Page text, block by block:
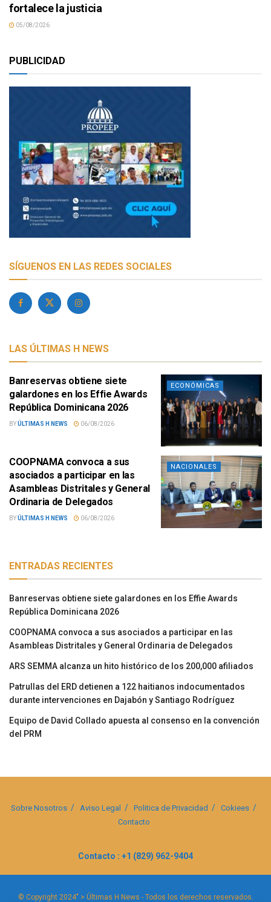
fortalece la justicia
05/08/2026
PUBLICIDAD
SÍGUENOS EN LAS REDES SOCIALES
LAS ÚLTIMAS H NEWS
ECONÓMICAS
Banreservas obtiene siete
galardones en los Effie Awards
República Dominicana 2026
BYÚLTIMAS H NEWS 06/08/2026
NACIONALES
COOPNAMA convoca a sus
asociados a participar en las
Asambleas Distritales y General
Ordinaria de Delegados
BYÚLTIMAS H NEWS 06/08/2026
ENTRADAS RECIENTES
Banreservas obtiene siete galardones en los Effie Awards
República Dominicana 2026
COOPNAMA convoca a sus asociados a participar en las
Asambleas Distritales y General Ordinaria de Delegados
ARS SEMMA alcanza un hito histórico de los 200,000 afiliados
Patrullas del ERD detienen a 122 haitianos indocumentados
durante intervenciones en Dajabón y Santiago Rodríguez
Equipo de David Collado apuesta al consenso en la convención
del PRM
Sobre Nosotros Aviso Legal Politica de Privacidad
Cokiees
Contacto
Contacto : +1 (829) 962-9404
© Copyright 2024" > Últimas H News - Todos los derechos reservados.